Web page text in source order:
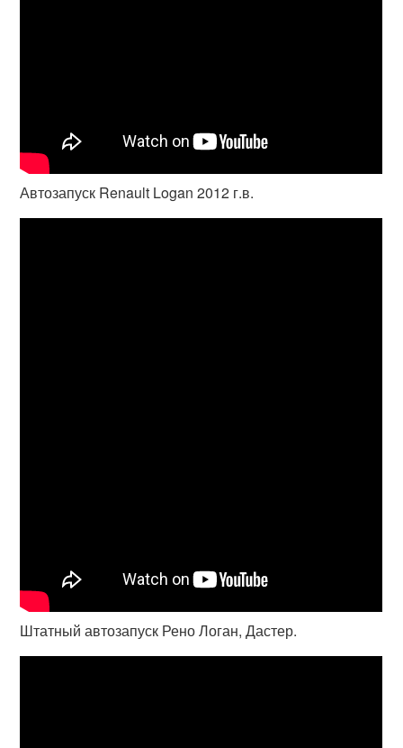
Автозапуск Renault Logan 2012 г.в.
Штатный автозапуск Рено Логан, Дастер.